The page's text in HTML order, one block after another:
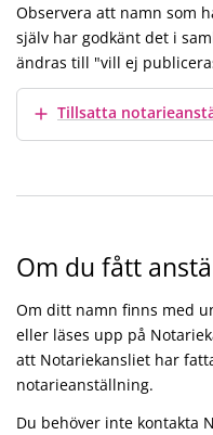
Observera att namn som
själv har godkänt det i
ändras till "vill ej
Visa merTillsatta
Om du fått
Om ditt namn finns med
eller läses upp på
att Notariekansliet har
notarieanställning.
Du behöver inte kontakta